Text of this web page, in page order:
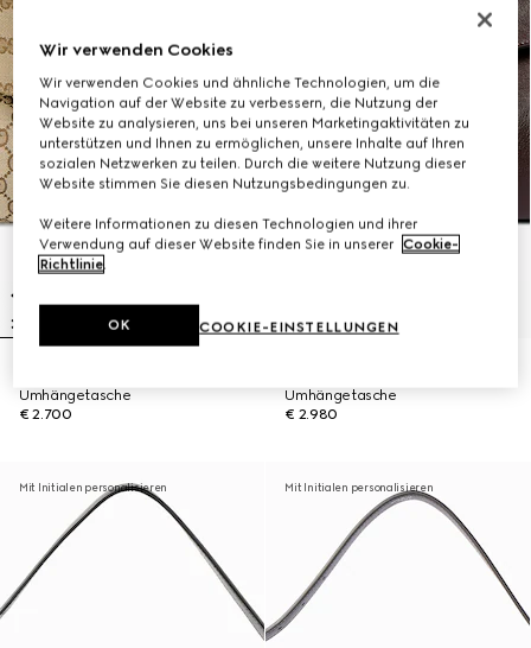
Umhängetasche
€ 2.700
Umhängetasche
€ 2.980
Mit Initialen personalisieren Mit Initialen personalisieren
Wir verwenden Cookies
Wir verwenden Cookies und ähnliche Technologien, um die
Navigation auf der Website zu verbessern, die Nutzung der
Website zu analysieren, uns bei unseren Marketingaktivitäten zu
unterstützen und Ihnen zu ermöglichen, unsere Inhalte auf Ihren
sozialen Netzwerken zu teilen. Durch die weitere Nutzung dieser
Website stimmen Sie diesen Nutzungsbedingungen zu.
Weitere Informationen zu diesen Technologien und ihrer
Verwendung auf dieser Website finden Sie in unserer Cookie-
Richtlinie.
COOKIE-EINSTELLUNGEN
OK